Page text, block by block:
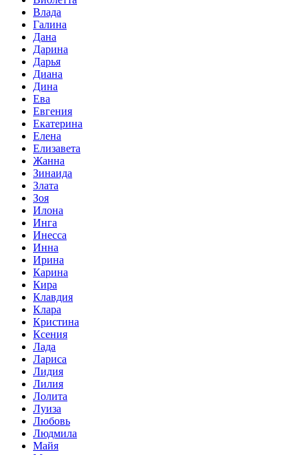
Влада
Галина
Дана
Дарина
Дарья
Диана
Дина
Ева
Евгения
Екатерина
Елена
Елизавета
Жанна
Зинаида
Злата
Зоя
Илона
Инга
Инесса
Инна
Ирина
Карина
Кира
Клавдия
Клара
Кристина
Ксения
Лада
Лариса
Лидия
Лилия
Лолита
Луиза
Любовь
Людмила
Майя